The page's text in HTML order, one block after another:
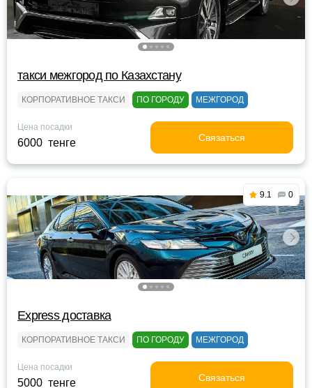
такси межгород по Казахстану
КОРПОРАТИВНОЕ ТАКСИ ПО ГОРОДУ МЕЖГОРОД
Цена посадки
6000 тенге Связаться
9.1 0
Express доставка
КОРПОРАТИВНОЕ ТАКСИ ПО ГОРОДУ МЕЖГОРОД
Цена посадки
5000 тенге Связаться